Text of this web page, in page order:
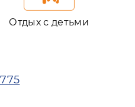
Отдых с детьми